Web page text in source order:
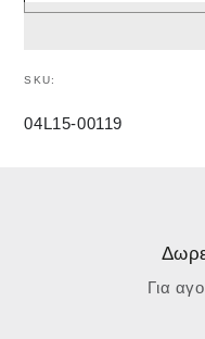
SKU:
04L15-00119
Για